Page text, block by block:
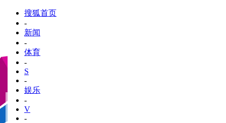
搜狐首页
-
新闻
-
体育
-
S
-
娱乐
-
V
-